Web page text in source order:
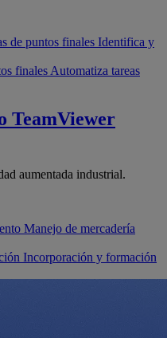
de puntos finales Identifica y
finales Automatiza tareas
TeamViewer
aumentada industrial.
Manejo de mercadería
Incorporación y formación